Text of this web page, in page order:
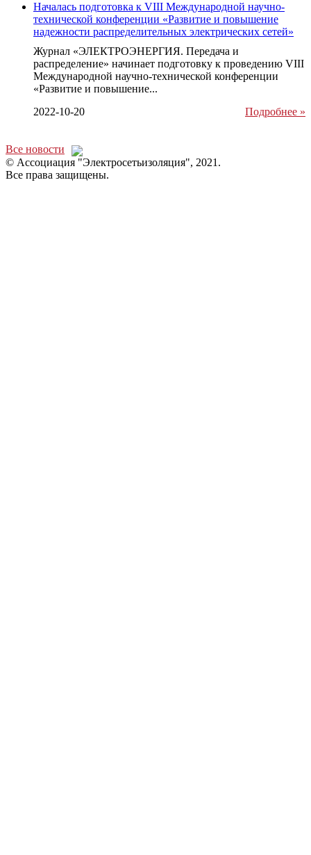
Началась подготовка к VIII Международной научно-
технической конференции «Развитие и повышение
надежности распределительных электрических сетей»
Журнал «ЭЛЕКТРОЭНЕРГИЯ. Передача и
распределение» начинает подготовку к проведению VIII
Международной научно-технической конференции
«Развитие и повышение...
2022-10-20
Подробнее »
Все новости
© Ассоциация "Электросетьизоляция", 2021.
Все права защищены.